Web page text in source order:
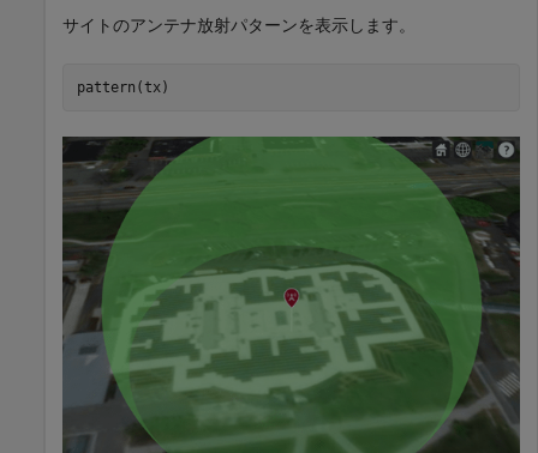
サイトのアンテナ放射パターンを表示します。
pattern(tx)